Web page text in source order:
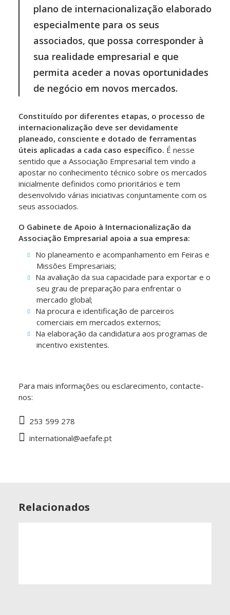
plano de internacionalização elaborado
especialmente para os seus
associados, que possa corresponder à
sua realidade empresarial e que
permita aceder a novas oportunidades
de negócio em novos mercados.
Constituído por diferentes etapas, o processo de
internacionalização deve ser devidamente
planeado, consciente e dotado de ferramentas
úteis aplicadas a cada caso específico. É nesse
sentido que a Associação Empresarial tem vindo a
apostar no conhecimento técnico sobre os mercados
inicialmente definidos como prioritários e tem
desenvolvido várias iniciativas conjuntamente com os
seus associados.
O Gabinete de Apoio à Internacionalização da
Associação Empresarial apoia a sua empresa:
No planeamento e acompanhamento em Feiras e
Missões Empresariais;
Na avaliação da sua capacidade para exportar e o
seu grau de preparação para enfrentar o
mercado global;
Na procura e identificação de parceiros
comerciais em mercados externos;
Na elaboração da candidatura aos programas de
incentivo existentes.
Para mais informações ou esclarecimento, contacte-
nos:
253 599 278
international@aefafe.pt
Relacionados